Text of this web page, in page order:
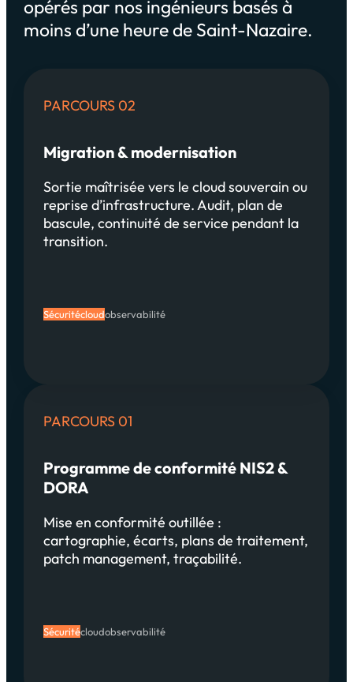
opérés par nos ingénieurs basés à
moins d’une heure de Saint-Nazaire.
PARCOURS 01
Programme de conformité NIS2 &
DORA
Mise en conformité outillée :
cartographie, écarts, plans de traitement,
patch management, traçabilité.
Sécuritécloudobservabilité
PARCOURS 02
Migration & modernisation
Sortie maîtrisée vers le cloud souverain ou
reprise d’infrastructure. Audit, plan de
bascule, continuité de service pendant la
transition.
Sécuritécloudobservabilité